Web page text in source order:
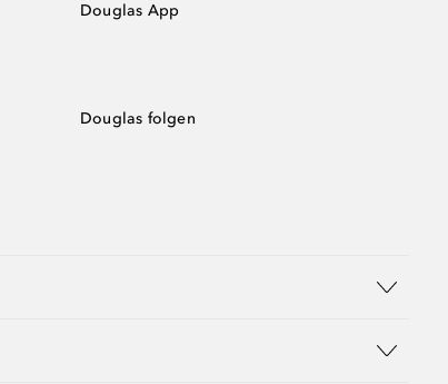
Douglas App
Douglas folgen